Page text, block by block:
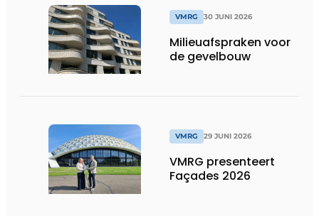
VMRG 30 JUNI 2026
Milieuafspraken voor
de gevelbouw
VMRG 29 JUNI 2026
VMRG presenteert
Façades 2026